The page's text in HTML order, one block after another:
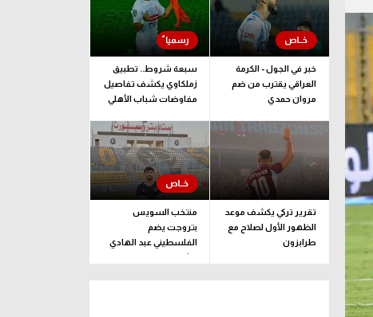
خبر في الجول - الكرمة
العراقي يقترب من ضم
مروان حمدي
سبعة شروط.. تطبيق
زملكاوي يكشف تفاصيل
مفاوضات شباب الأهلي
تقرير تركي يكشف موعد
الظهور الأول لصلاح مع
طرابزون
منتخب السويس
بتروجت يضم
الفلسطيني عبد الهادي
راشد